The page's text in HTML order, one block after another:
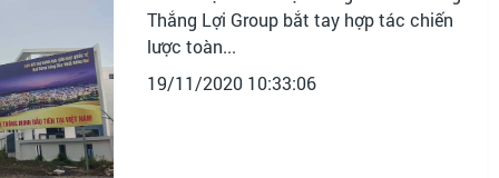
Thắng Lợi Group bắt tay hợp tác chiến
lược toàn...
19/11/2020 10:33:06